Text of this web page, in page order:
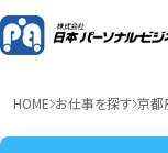
HOME お仕事を探す 京都